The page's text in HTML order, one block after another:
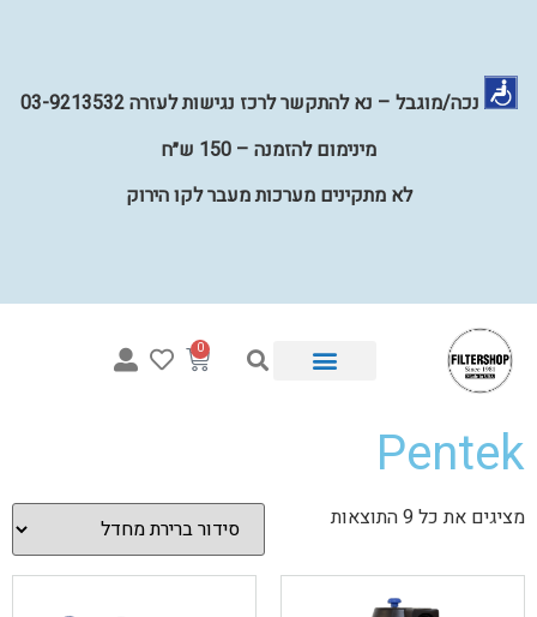
נכה/מוגבל – נא להתקשר לרכז נגישות לעזרה 03-9213532
מינימום להזמנה – 150 ש״ח
לא מתקינים מערכות מעבר לקו הירוק
0
Pentek
מציגים את כל ⁦9⁩ התוצאות